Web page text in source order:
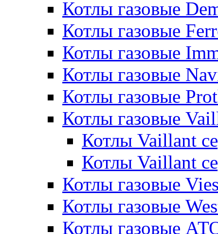
Котлы газовые
Котлы газовые
Котлы газовые
Котлы газовые
Котлы газовые
Котлы газовые
Котлы Vaillant
Котлы Vaillant
Котлы газовые
Котлы газовые
Котлы газовые